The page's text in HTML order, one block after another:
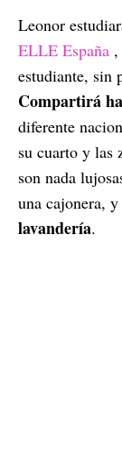
Leonor
ELLE España
estudiante, sin
Compartirá
diferente
su cuarto y las
son nada
una cajonera, y
lavandería.